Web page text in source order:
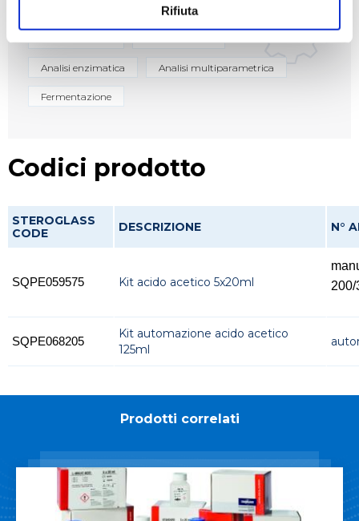
Rifiuta
Analisi enzimatica Analisi multiparametrica
Fermentazione
Codici prodotto
STEROGLASS
CODE
DESCRIZIONE N°
SQPE059575 Kit acido acetico 5x20ml
200/
SQPE068205
Kit automazione acido acetico
125ml
Prodotti correlati